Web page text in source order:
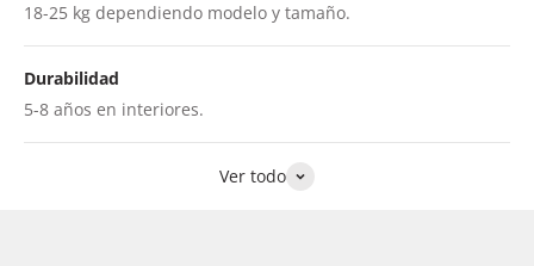
18-25 kg dependiendo modelo y tamaño.
Durabilidad
5-8 años en interiores.
Ver todo